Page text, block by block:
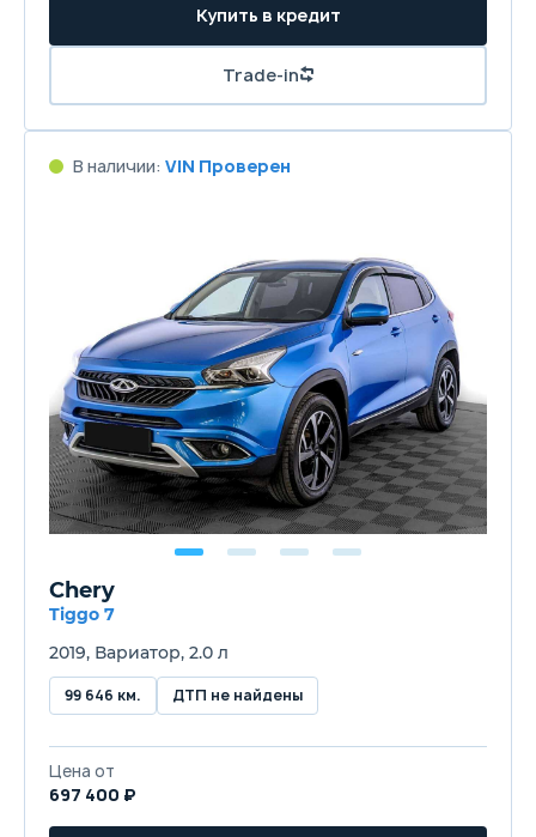
Купить в кредит
Trade-in
В наличии: VIN Проверен
Chery
Tiggo 7
2019, Вариатор, 2.0 л
99 646 км. ДТП не найдены
Цена от
697 400 ₽